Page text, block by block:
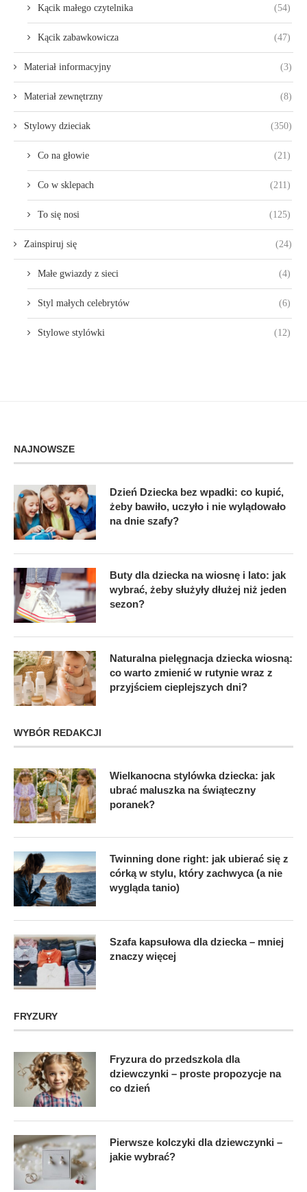
Kącik małego czytelnika (54)
Kącik zabawkowicza (47)
Materiał informacyjny (3)
Materiał zewnętrzny (8)
Stylowy dzieciak (350)
Co na głowie (21)
Co w sklepach (211)
To się nosi (125)
Zainspiruj się (24)
Małe gwiazdy z sieci (4)
Styl małych celebrytów (6)
Stylowe stylówki (12)
NAJNOWSZE
Dzień Dziecka bez wpadki: co kupić,
żeby bawiło, uczyło i nie wylądowało
na dnie szafy?
Buty dla dziecka na wiosnę i lato: jak
wybrać, żeby służyły dłużej niż jeden
sezon?
Naturalna pielęgnacja dziecka wiosną:
co warto zmienić w rutynie wraz z
przyjściem cieplejszych dni?
WYBÓR REDAKCJI
Wielkanocna stylówka dziecka: jak
ubrać maluszka na świąteczny
poranek?
Twinning done right: jak ubierać się z
córką w stylu, który zachwyca (a nie
wygląda tanio)
Szafa kapsułowa dla dziecka – mniej
znaczy więcej
FRYZURY
Fryzura do przedszkola dla
dziewczynki – proste propozycje na
co dzień
Pierwsze kolczyki dla dziewczynki –
jakie wybrać?